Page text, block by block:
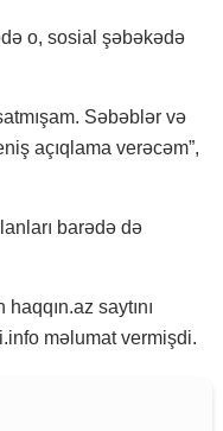
o, sosial şəbəkədə
Səbəblər və
açıqlama verəcəm”,
barədə də
saytını
məlumat vermişdi.